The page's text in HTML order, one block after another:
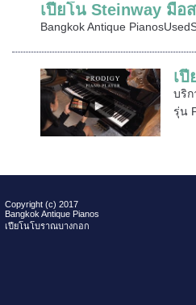
เปียโน Steinway มือ
Bangkok Antique
เปี
บริก
รุ่น
Copyright (c) 2017
Bangkok Antique Pianos
เปียโนโบราณบางกอก